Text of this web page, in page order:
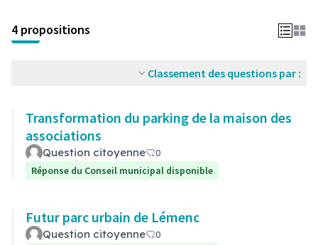
4 propositions
Classement des questions par :
Transformation du parking de la maison des
associations
Question citoyenne
0
Réponse du Conseil municipal disponible
Futur parc urbain de Lémenc
Question citoyenne
0